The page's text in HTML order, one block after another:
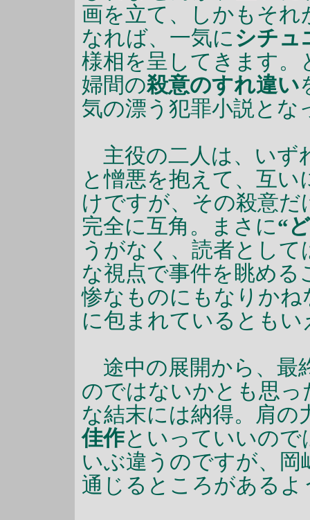
画を立て、しかもそ
なれば、一気に シチュ
様相を呈してきます
婦間の殺意のすれ違い
気の漂う犯罪小説とな
主役の二人は、いず
と憎悪を抱えて、互
けですが、その殺意だ
完全に互角。まさに“
うがなく、読者とし
な視点で事件を眺め
惨なものにもなりかね
に包まれているともい
途中の展開から、最
のではないかとも思
な結末には納得。肩の
佳作といっていいので
いぶ違うのですが、岡
通じるところがある